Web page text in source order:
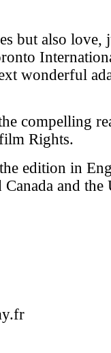
but also love,
wonderful
compelling
Rights.
edition in
and the